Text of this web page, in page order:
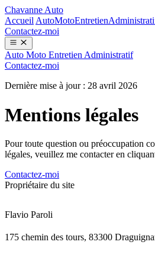
Chavanne Auto
Accueil AutoMotoEntretien
Contactez-moi
Auto Moto Entretien Administratif
Contactez-moi
Dernière mise à jour : 28 avril 2026
Mentions légales
Pour toute question ou préoccupation
légales, veuillez me contacter en
Contactez-moi
Propriétaire du site
Flavio Paroli
175 chemin des tours, 83300